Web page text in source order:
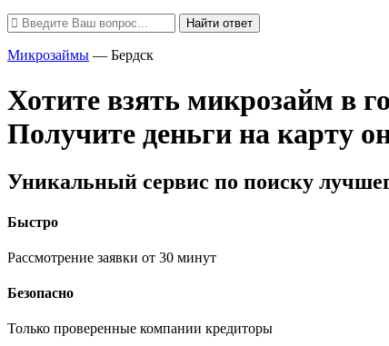
Найти ответ
Микрозаймы — Бердск
Хотите взять микрозайм в
Получите деньги на карту
Уникальный сервис по поиску
Быстро
Рассмотрение заявки от 30 минут
Безопасно
Только проверенные компании кредиторы